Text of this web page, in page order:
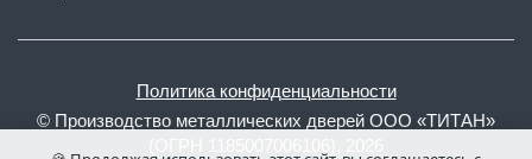
Политика конфиденциальности
© Производство металлических дверей ООО «ТИТАН»